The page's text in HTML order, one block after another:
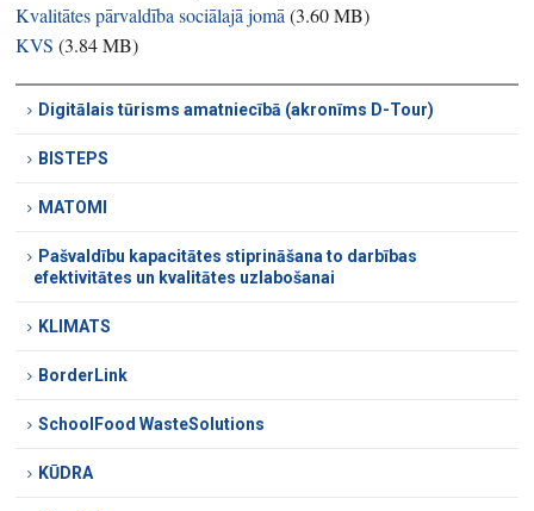
Kvalitātes pārvaldība sociālajā jomā (3.60 MB)
KVS (3.84 MB)
Digitālais tūrisms amatniecībā (akronīms D-Tour)
BISTEPS
MATOMI
Pašvaldību kapacitātes stiprināšana to darbības
efektivitātes un kvalitātes uzlabošanai
KLIMATS
BorderLink
SchoolFood WasteSolutions
KŪDRA